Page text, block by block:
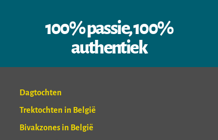
100% passie, 100%
authentiek
Dagtochten
Trektochten in België
Bivakzones in België